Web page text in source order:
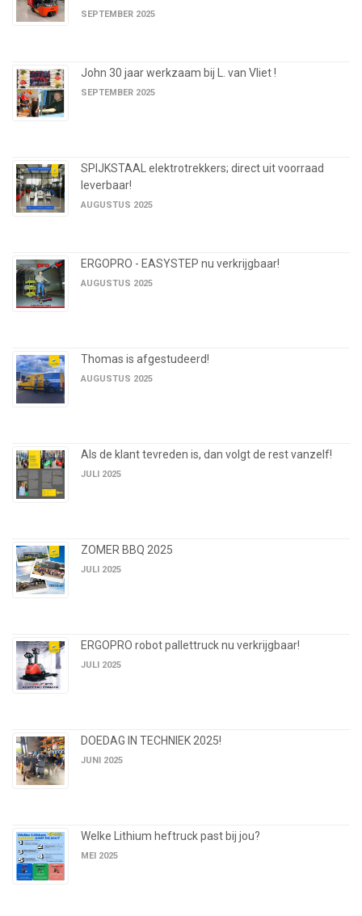
SEPTEMBER 2025
John 30 jaar werkzaam bij L. van Vliet !
SEPTEMBER 2025
SPIJKSTAAL elektrotrekkers; direct uit voorraad
leverbaar!
AUGUSTUS 2025
ERGOPRO - EASYSTEP nu verkrijgbaar!
AUGUSTUS 2025
Thomas is afgestudeerd!
AUGUSTUS 2025
Als de klant tevreden is, dan volgt de rest vanzelf!
JULI 2025
ZOMER BBQ 2025
JULI 2025
ERGOPRO robot pallettruck nu verkrijgbaar!
JULI 2025
DOEDAG IN TECHNIEK 2025!
JUNI 2025
Welke Lithium heftruck past bij jou?
MEI 2025